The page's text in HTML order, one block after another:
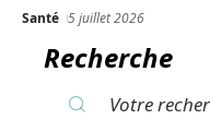
Santé 5 juillet 2026
Recherche